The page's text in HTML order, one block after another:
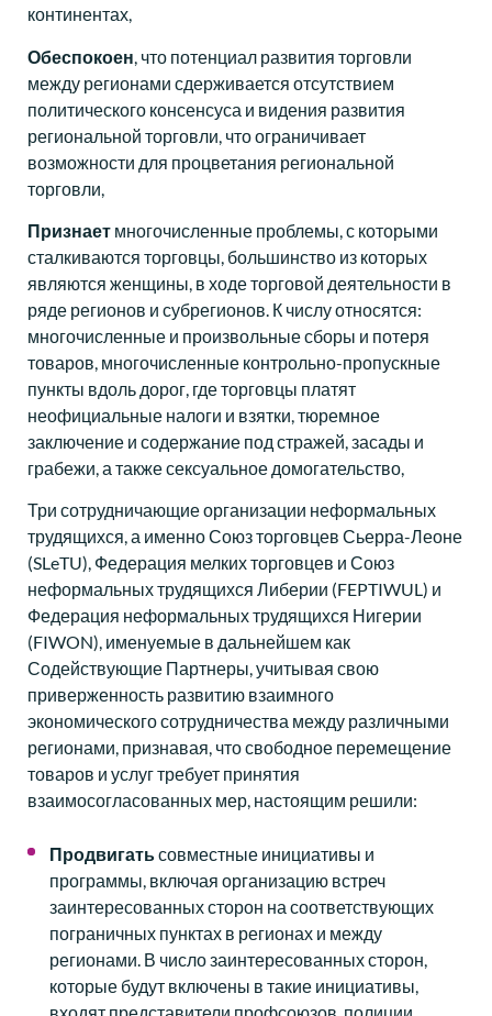
континентах,
Обеспокоен , что потенциал развития торговли
между регионами сдерживается отсутствием
политического консенсуса и видения развития
региональной торговли, что ограничивает
возможности для процветания региональной
торговли,
Признает многочисленные проблемы, с которыми
сталкиваются торговцы, большинство из которых
являются женщины, в ходе торговой деятельности в
ряде регионов и субрегионов. К числу относятся:
многочисленные и произвольные сборы и потеря
товаров, многочисленные контрольно-пропускные
пункты вдоль дорог, где торговцы платят
неофициальные налоги и взятки, тюремное
заключение и содержание под стражей, засады и
грабежи, а также сексуальное домогательство,
Три сотрудничающие организации неформальных
трудящихся, а именно Союз торговцев Сьерра-Леоне
(SLeTU), Федерация мелких торговцев и Союз
неформальных трудящихся Либерии (FEPTIWUL) и
Федерация неформальных трудящихся Нигерии
(FIWON), именуемые в дальнейшем как
Содействующие Партнеры, учитывая свою
приверженность развитию взаимного
экономического сотрудничества между различными
регионами, признавая, что свободное перемещение
товаров и услуг требует принятия
взаимосогласованных мер, настоящим решили:
Продвигатьсовместные инициативы и
программы, включая организацию встреч
заинтересованных сторон на соответствующих
пограничных пунктах в регионах и между
регионами. В число заинтересованных сторон,
которые будут включены в такие инициативы,